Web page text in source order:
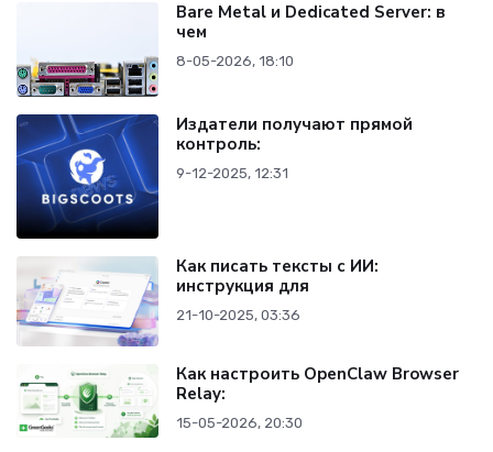
Bare Metal и Dedicated Server: в
чем
8-05-2026, 18:10
Издатели получают прямой
контроль:
9-12-2025, 12:31
Как писать тексты с ИИ:
инструкция для
21-10-2025, 03:36
Как настроить OpenClaw Browser
Relay:
15-05-2026, 20:30